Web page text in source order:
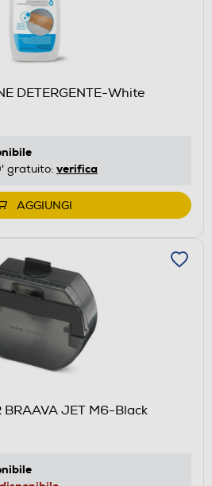
DETERGENTE-White
gratuito: verifica
AGGIUNGI
BRAAVA JET M6-Black